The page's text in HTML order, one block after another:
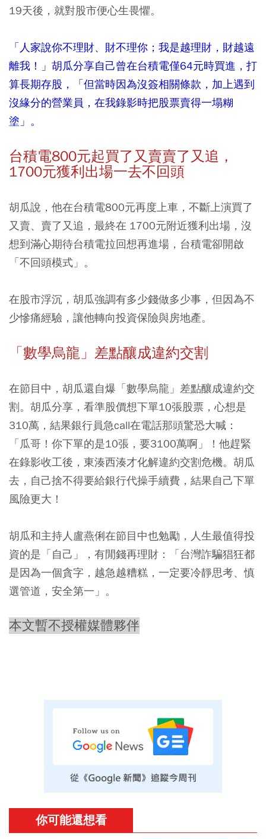
19天後，就對股市便心生畏懼。
「人家說你不理財、財不理你；我是越理財，財越遠
離我！」胡瓜分享自己曾在台積電僅64元時買進，打
算長期存股，「但當時因為沒簽相關條款，加上遇到
沒緣分的營業員，在我錄影時把股票賣得一塌糊
塗」。
台積電800元起買了又賣賣了又追，
1700元獲利出場一去不回頭
胡瓜說，他在台積電800元再度上車，不斷上演買了
又賣、賣了又追，最終在 1700元附近獲利出場，沒
想到滿心期待台積電拉回想再進場，台積電卻開啟
「不回頭模式」。
在股市浮沉，胡瓜強調有多少錢做多少事，但因為不
少慘痛經驗，讓他轉向投資保險與房地產。
「數學烏龍」差點釀成違約交割
在節目中，胡瓜還自爆「數學烏龍」差點釀成違約交
割。胡瓜分享，看準股價想下單10張股票，心想是
310萬，結果銀行員急call在電話那頭驚恐大喊：
「瓜哥！你下單的是10張，要3100萬啊」！他趕緊
在錄影收工後，東湊西湊才化解違約交割危機。胡瓜
去，自己捨不得要給銀行代操手續費，結果自己下單
風險更大！
胡瓜和主持人盧燕俐在節目中也勉勵，人生最值得投
資的是「自己」，有閒錢再理財：「台灣詐騙猖狂都
是因為一個貪字，越急越糟糕，一定要冷靜思考、慎
選管道，安全第一」。
本文暫不授權媒體夥伴